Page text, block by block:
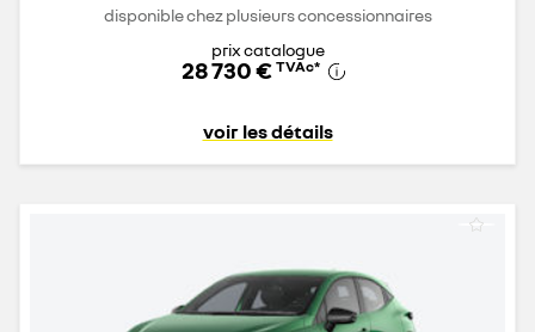
disponible chez plusieurs concessionnaires
prix catalogue
28 730 € TVAc*
voir les détails